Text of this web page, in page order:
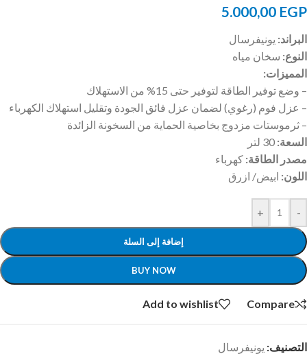
5.000,00 EGP
البراند: يونيفرسال
النوع: سخان مياه
المميزات:
– وضع توفير الطاقة لتوفير حتى 15% من الاستهلاك
– عزل فوم (رغوي) لضمان عزل فائق الجودة وتقليل استهلاك الكهرباء
– ثرموستات مزدوج بخاصية الحماية من السخونة الزائدة
السعة:
مصدر الطاقة: كهرباء
اللون: ابيض/ ازرق
-
+
إضافة إلى السلة
BUY NOW
Compare
Add to wishlist
التصنيف: يونيفرسال